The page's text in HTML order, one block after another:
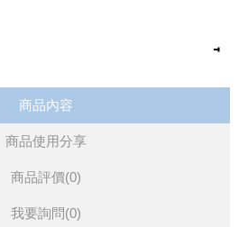
商品內容
商品使用分享
商品評價(0)
我要詢問(0)